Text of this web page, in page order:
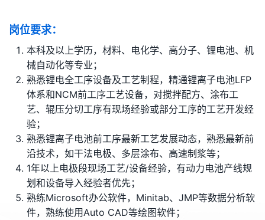
岗位要求：
本科及以上学历，材料、电化学、高分子、锂电池、机
械自动化等专业；
熟悉锂电全工序设备及工艺制程，精通锂离子电池LFP
体系和NCM前工序工艺设备，对搅拌配方、涂布工
艺、辊压分切工序有现场经验或部分工序的工艺开发经
验；
熟悉锂离子电池前工序最新工艺发展动态，熟悉最新前
沿技术，如干法电极、多层涂布、高速制浆等；
1年以上电极段现场工艺/设备经验，有动力电池产线规
划和设备导入经验者优先；
熟练Microsoft办公软件，Minitab、JMP等数据分析软
件，熟练使用Auto CAD等绘图软件；